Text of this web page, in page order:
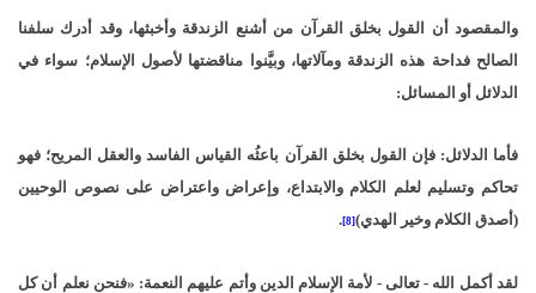
والمقصود أن القول بخلق القرآن من أشنع الزندقة وأخبثها، وقد أدرك سلفنا
الصالح فداحة هذه الزندقة ومآلاتها، وبيَّنوا مناقضتها لأصول الإسلام؛ سواء في
الدلائل أو المسائل:
فأما الدلائل: فإن القول بخلق القرآن باعثُه القياس الفاسد والعقل المريح؛ فهو
تحاكم وتسليم لعلم الكلام والابتداع، وإعراض واعتراض على نصوص الوحيين
(أصدق الكلام وخير الهدي)[8]
.
لقد أكمل الله - تعالى - لأمة الإسلام الدين وأتم عليهم النعمة: «فنحن نعلم أن كل